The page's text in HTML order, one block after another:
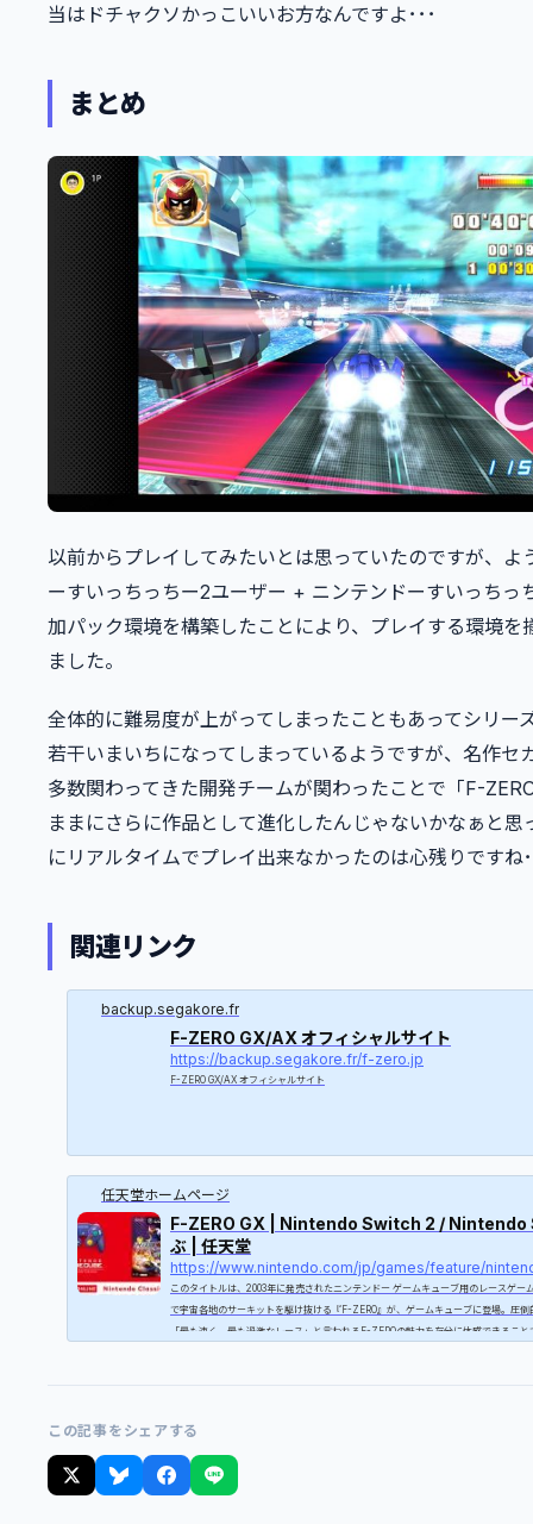
当はドチャクソかっこいいお方なんですよ･･･
まとめ
以前からプレイしてみたいとは思っていたのですが、よ
ーすいっちっちー2ユーザー + ニンテンドーすいっちっ
加パック環境を構築したことにより、プレイする環境を
ました。
全体的に難易度が上がってしまったこともあってシリー
若干いまいちになってしまっているようですが、名作セ
多数関わってきた開発チームが関わったことで「F-
ままにさらに作品として進化したんじゃないかなぁと思
にリアルタイムでプレイ出来なかったのは心残りですね
関連リンク
backup.segakore.fr
F-ZERO GX/AX オフィシャルサイト
https://backup.segakore.fr/f-zero.jp
F-ZERO GX/AX オフィシャルサイト
任天堂ホームページ
F-ZERO GX | Nintendo Switch 2 / Nintendo
ぶ | 任天堂
このタイトルは、2003年に発売されたニンテンドー ゲームキューブ用のレースゲー
で宇宙各地のサーキットを駆け抜ける『F-ZERO』が、ゲームキューブに登場。圧
「最も速く、最も過激なレース」と言われるF-ZEROの魅力を存分に体感できるこ
この記事をシェアする